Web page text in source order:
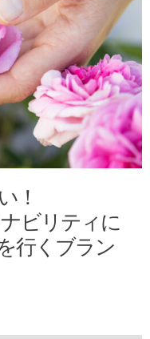
！
ナビリティに
行くブラン